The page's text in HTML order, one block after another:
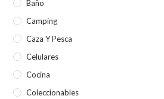
Baño
Camping
Caza Y Pesca
Celulares
Cocina
Coleccionables